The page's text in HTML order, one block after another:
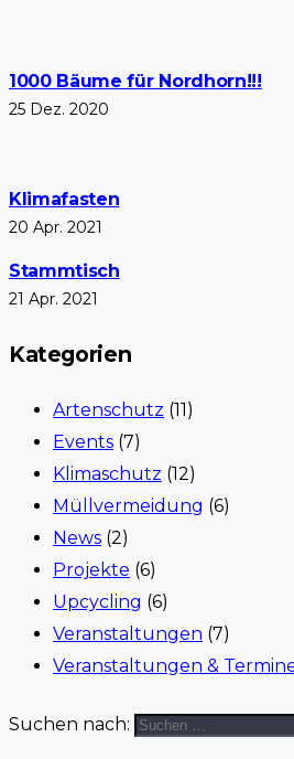
1000 Bäume für Nordhorn!!!
25 Dez. 2020
Klimafasten
20 Apr. 2021
Stammtisch
21 Apr. 2021
Kategorien
Artenschutz (11)
Events (7)
Klimaschutz (12)
Müllvermeidung (6)
News (2)
Projekte (6)
Upcycling (6)
Veranstaltungen (7)
Veranstaltungen &
Suchen nach: